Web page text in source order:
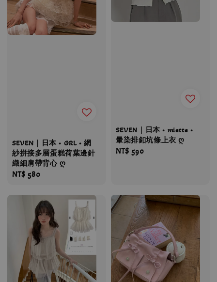
SEVEN｜日本 • GRL • 網
紗拼接多層蛋糕荷葉邊針
織細肩帶背心 ღ
Regular
NT$ 580
SEVEN｜日本 • miette •
暈染排釦坑條上衣 ღ
Regular
NT$ 590